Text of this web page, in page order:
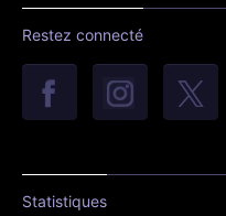
Restez connecté
Statistiques